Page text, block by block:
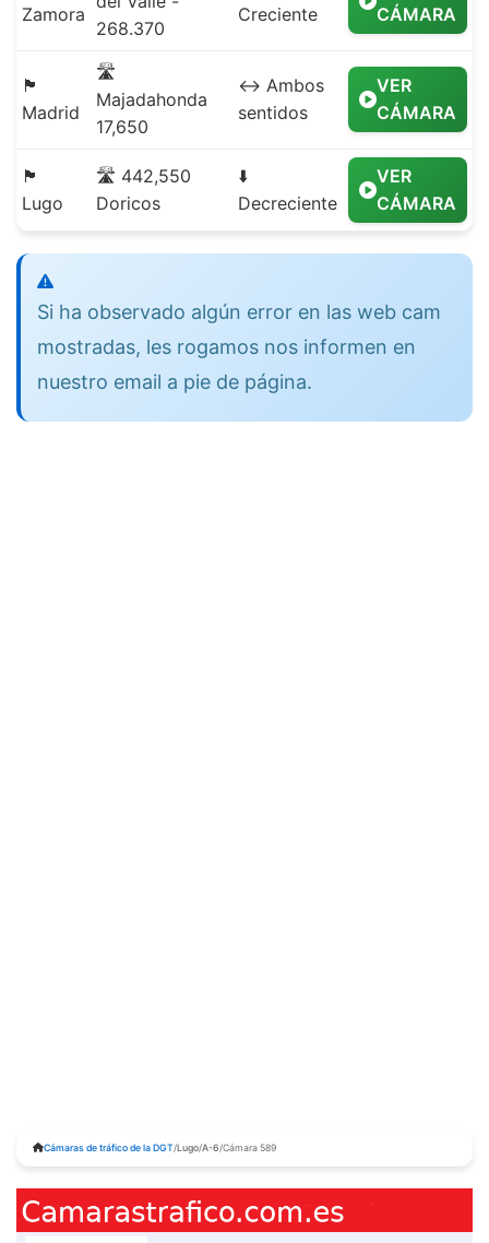
Zamora
268.370
Creciente CÁMARA
🏴
Madrid
🛣️
Majadahonda
17,650
↔️ Ambos
sentidos
VER
CÁMARA
🏴
Lugo
🛣️ 442,550
Doricos
⬇️
Decreciente
VER
CÁMARA
Si ha observado algún error en las web cam
mostradas, les rogamos nos informen en
nuestro email a pie de página.
Cámaras de tráfico de la DGT/Lugo/A-6 /Cámara 589